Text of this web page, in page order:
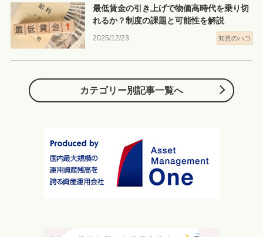
2025/12/23 知恵のハコ
最低賃金の引き上げで物価高時代を乗り切
れるか？制度の課題と可能性を解説
カテゴリー別記事一覧へ